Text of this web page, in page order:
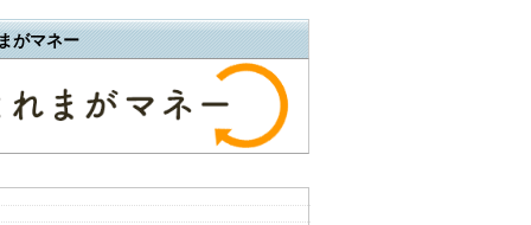
がマネー